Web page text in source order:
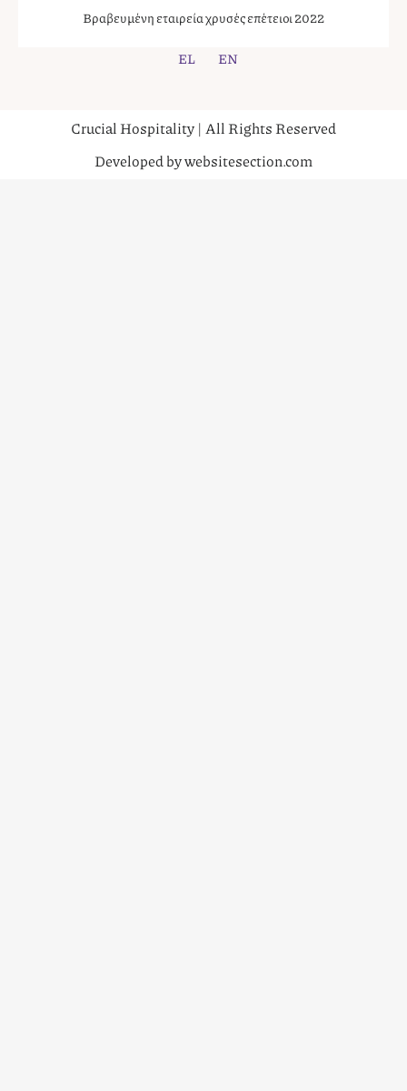
Βραβευμένη εταιρεία χρυσές επέτειοι 2022
EL EN
Crucial Hospitality | All Rights Reserved
Developed by websitesection.com